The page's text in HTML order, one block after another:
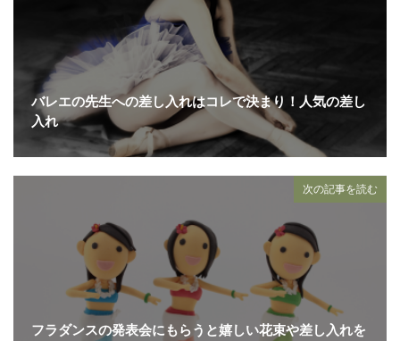
バレエの先生への差し入れはコレで決まり！人気の差し
入れ
次の記事を読む
フラダンスの発表会にもらうと嬉しい花束や差し入れを